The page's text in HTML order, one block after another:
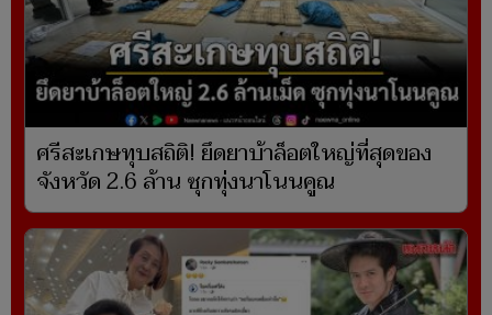
ศรีสะเกษทุบสถิติ! ยึดยาบ้าล็อตใหญ่ที่สุดของ
จังหวัด 2.6 ล้าน ซุกทุ่งนาโนนคูณ